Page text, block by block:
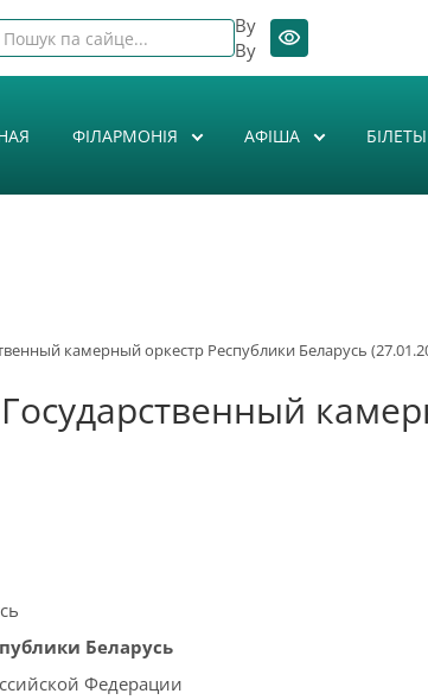
By
By
ФІЛАРМОНІЯ АФIША БІЛЕТЫ
камерный оркестр Республики Беларусь
Беларусь
Федерации